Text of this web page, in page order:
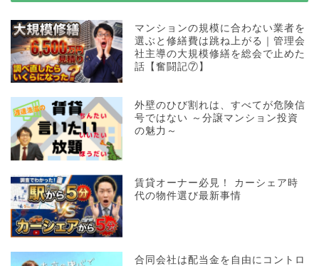
マンションの規模に合わない業者を
選ぶと修繕費は跳ね上がる｜管理会
社主導の大規模修繕を総会で止めた
話【奮闘記⑦】
外壁のひび割れは、すべてが危険信
号ではない ～分譲マンション投資
の魅力～
賃貸オーナー必見！ カーシェア時
代の物件選び最新事情
合同会社は配当金を自由にコントロ